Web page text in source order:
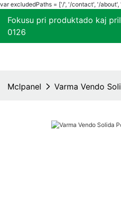
var excludedPaths = ['/', '/contact', '/
Fokusu pri produktado kaj
0126
Mclpanel Varma Vendo